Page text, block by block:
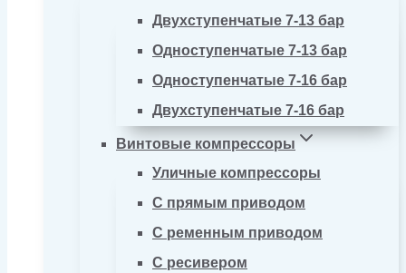
Двухступенчатые 7-13 бар
Одноступенчатые 7-13 бар
Одноступенчатые 7-16 бар
Двухступенчатые 7-16 бар
Винтовые компрессоры
Уличные компрессоры
С прямым приводом
С ременным приводом
С ресивером